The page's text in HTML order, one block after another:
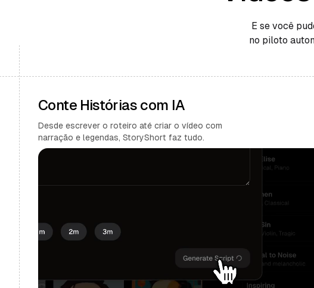
E se você
no piloto
Conte Histórias com IA
Desde escrever o roteiro até criar o vídeo com
narração e legendas, StoryShort faz tudo.